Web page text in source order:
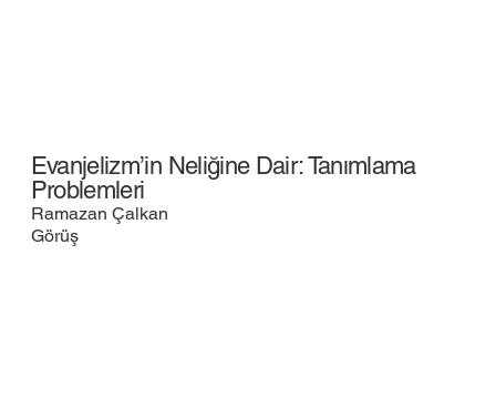
Evanjelizm’in Neliğine Dair: Tanımlama
Problemleri
Ramazan Çalkan
Görüş